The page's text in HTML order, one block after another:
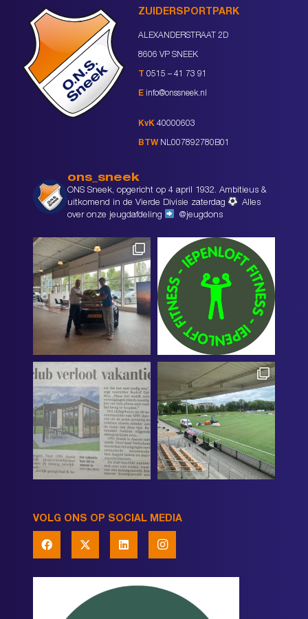
ZUIDERSPORTPARK
ALEXANDERSTRAAT 2D
8606 VP SNEEK
T 0515 – 41 73 91
E info@onssneek.nl
KvK 40000603
BTW NL007892780B01
ons_sneek
ONS Sneek, opgericht op 4 april 1932. Ambitieus &
uitkomend in de Vierde Divisie zaterdag
Alles
over onze jeugdafdeling
@jeugdons
VOLG ONS OP SOCIAL MEDIA